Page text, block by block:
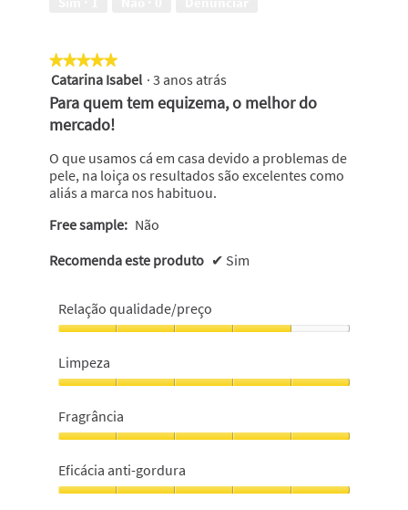
★★★★★
★★★★★
5
em
estrelas.
Catarina Isabel · 3 anos atrás
Para quem tem equizema, o melhor do
mercado!
O que usamos cá em casa devido a problemas de
pele, na loiça os resultados são excelentes como
aliás a marca nos habituou.
Free sample: Não
Recomenda este produto ✔ Sim
Relação qualidade/preço
qualidade/preço,
4
em
5
Limpeza
5
em
5
Fragrância
5
em
5
Eficácia anti-gordura